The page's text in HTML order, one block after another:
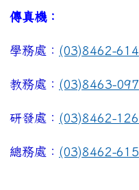
傳真機：
學務處： (03)8462-614
教務處： (03)8463-097
研發處： (03)8462-126
總務處： (03)8462-615